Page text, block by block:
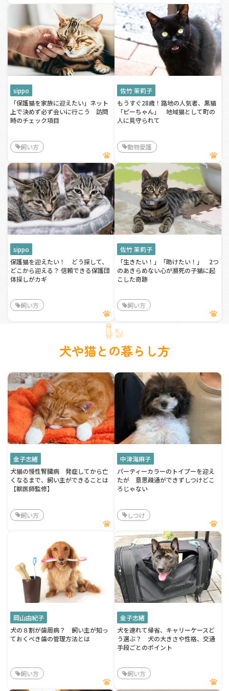
sippo
「保護猫を家族に迎えたい」ネット
上で決めず必ず会いに行こう 訪問
時のチェック項目
飼い方
佐竹 茉莉子
もうすぐ28歳！路地の人気者、黒猫
「ピーちゃん」 地域猫として町の
人に見守られて
動物愛護
sippo
保護猫を迎えたい！ どう探して、
どこから迎える？ 信頼できる保護団
体探しがカギ
飼い方
佐竹 茉莉子
「生きたい！」「助けたい！」 2つ
のあきらめない心が瀕死の子猫に起
こした奇跡
飼い方
犬や猫との暮らし方
金子志緒
犬猫の慢性腎臓病 発症してから亡
くなるまで、飼い主ができることは
【獣医師監修】
飼い方
中津海麻子
パーティーカラーのトイプーを迎え
たが 意思疎通ができずしつけどこ
ろじゃない
しつけ
岡山由紀子
犬の８割が歯周病？ 飼い主が知っ
ておくべき歯の管理方法とは
飼い方
金子志緒
犬を連れて帰省、キャリーケースど
う選ぶ？ 犬の大きさや性格、交通
手段ごとのポイント
飼い方